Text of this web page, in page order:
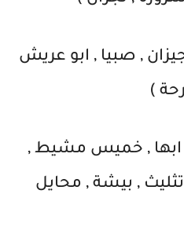
, صبيا , ابو عريش
)
, خميس مشيط ,
تثليث , بيشة , محايل